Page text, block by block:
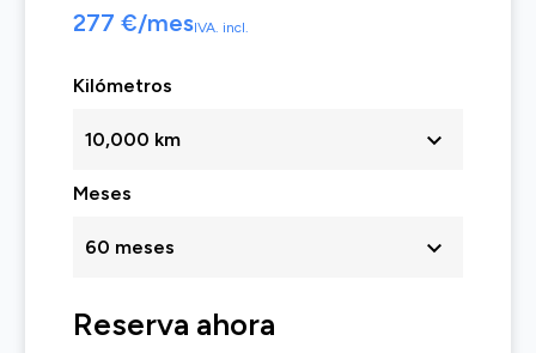
277 €/mesIVA. incl.
Kilómetros
10,000 km
Meses
60 meses
Reserva ahora